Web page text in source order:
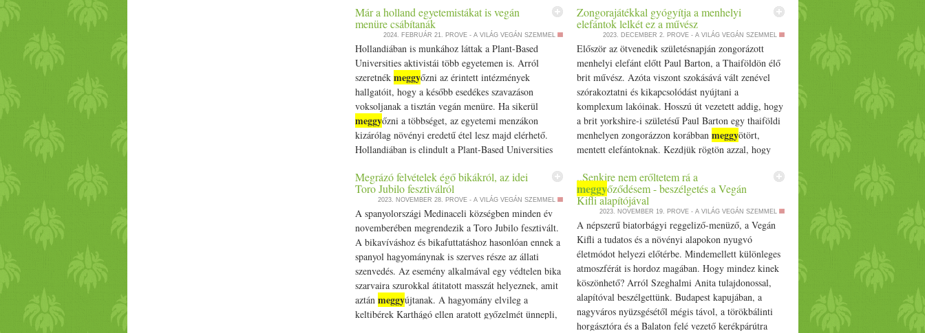
(befőtt is lehet) Egy tálban elkeverem a töltelékhez
valókat: a búzadarát, a tejfölt, a sót, az olajat, az
édesítőt és a
meggy
levét. Nem legyen túl száraz, de
folyós sem, inkább krémes, könnyen kanalazható.
15-20 percig állni hagyom. Fogok egy réteslapot,
nagyon vékonyan megkenem tejföllel, ráteszek még
egyet, azt is megkenem, majd ráhelyezem a
harmadik lapot. A közepére teszem a töltelék felét,
kanállal elegyengetem és rárakom az egyik csomag
magozottmeggyet. Feltekerem, tepsire rakom.
Ugyanígy összeállítom a másik tekercset is, az első
mellé helyezem. A tetejüket is megkenem nagyon
vékonyan tejföllel, majd előmelegített sütőben, 180
fokon nagyjából 20 percig sütöm, amíg szép
aranybarna lesz.
Már a holland egyetemistákat is vegán
menüre csábítanák
2024. FEBRUÁR 21. PROVE - A VILÁG VEGÁN SZEMMEL
Hollandiában is munkához láttak a Plant-Based
Universities aktivistái több egyetemen is. Arról
szeretnék meggyőzni az érintett intézmények
hallgatóit, hogy a később esedékes szavazáson
voksoljanak a tisztán vegán menüre. Ha sikerül
meggyőzni a többséget, az egyetemi menzákon
kizárólag növényi eredetű étel lesz majd elérhető.
Hollandiában is elindult a Plant-Based Universities
post Már a holland egyetemistákat is vegán menüre
csábítanák appeared first on Prove.hu.
Megrázó felvételek égő bikákról, az idei
Toro Jubilo fesztiválról
2023. NOVEMBER 28. PROVE - A VILÁG VEGÁN SZEMMEL
A spanyolországi Medinaceli községben minden év
novemberében megrendezik a Toro Jubilo fesztivált.
A bikavíváshoz és bikafuttatáshoz hasonlóan ennek a
spanyol hagyománynak is szerves része az állati
szenvedés. Az esemény alkalmával egy védtelen bika
szarvaira szurokkal átitatott masszát helyeznek, amit
aztán meggyújtanak. A hagyomány elvileg a
keltibérek Karthágó ellen aratott győzelmét ünnepli,
nem párologtatjuk el a gyümölcs víztartalmát. Ennek
köszönhetően mennyiségre több lesz, mint a lekvár,
de az íze kissé kevésbé intenzív. Általában
turmixolják, így nem marad benne gyümölcsdarab.
Nincs szükség befőzőautomatára, a dzsemfixek
csomagolásán leírt módon járunk el. Lekvárok,
dzsemek ízesítése Édesítés Egyéni, hogy ki mennyire
szereti édesen. Vannak, akik semmilyen édesítőt nem
használnak, erre is lehetőség van. Meg kell jegyezni,
hogy ebben az esetben a lekvár a jó választás, mert a
főzéssel való sűrítéstől jóval édesebb. Ha édesíteni
cukrot, nádcukrot, de akár eritritet vagy negyedannyi
cukorhelyettesítőt is. Fűszerezés Vannak, akik
szeretnek fűszert vagy más ízesítőt adni a
lekvárokhoz, dzsemekhez, ez megint szabadon
választott. A fahéj és a szegfűszeg remekül passzol
minden gyümölcshöz, de használhatsz akár friss
mentát vagy citromfüvet, az epret pedig nagyon
feldobja egy-két tányér bodzavirág. Klasszikus
párosítás a csoki és ameggyvagy a fehércsokis
málna. Tartósítás Ha dzsemet főzöl, egyszerű
dolgod van, a pektin vagy dzsemfix csomagolásán
Budapest, a HORECA… The post SIRHA Budapest:
összefogással és erős felhozatallal érkezett a vegán
közösség appeared first on Prove.hu.
Zongorajátékkal gyógyítja a menhelyi
elefántok lelkét ez a művész
2023. DECEMBER 2. PROVE - A VILÁG VEGÁN SZEMMEL
Először az ötvenedik születésnapján zongorázott
menhelyi elefánt előtt Paul Barton, a Thaiföldön élő
brit művész. Azóta viszont szokásává vált zenével
szórakoztatni és kikapcsolódást nyújtani a
komplexum lakóinak. Hosszú út vezetett addig, hogy
a brit yorkshire-i születésű Paul Barton egy thaiföldi
menhelyen zongorázzon korábban meggyötört,
mentett elefántoknak. Kezdjük rögtön azzal, hogy
Zongorajátékkal gyógyítja a menhelyi elefántok
lelkét ez a művész appeared first on Prove.hu.
,,Senkire nem erőltetem rá a
meggyőződésem - beszélgetés a Vegán
Kifli alapítójával
2023. NOVEMBER 19. PROVE - A VILÁG VEGÁN SZEMMEL
A népszerű biatorbágyi reggeliző-menüző, a Vegán
Kifli a tudatos és a növényi alapokon nyugvó
életmódot helyezi előtérbe. Mindemellett különleges
atmoszférát is hordoz magában. Hogy mindez kinek
köszönhető? Arról Szeghalmi Anita tulajdonossal,
alapítóval beszélgettünk. Budapest kapujában, a
nagyváros nyüzsgésétől mégis távol, a törökbálinti
horgásztóra és a Balaton felé vezető kerékpárútra